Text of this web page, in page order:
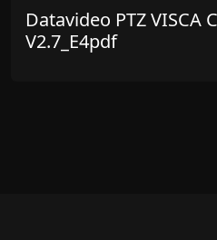
Datavideo PTZ VISCA
V2.7_E4pdf